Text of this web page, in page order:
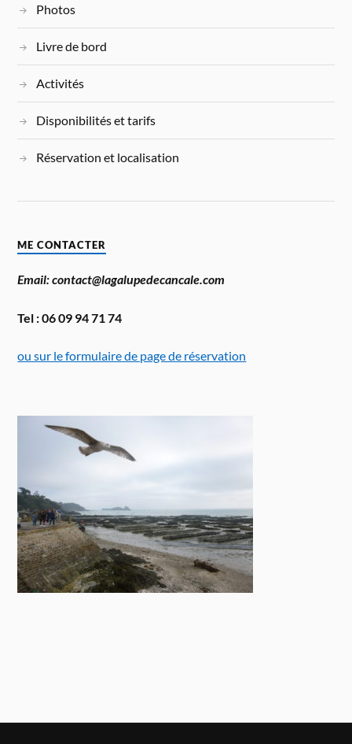
Photos
Livre de bord
Activités
Disponibilités et tarifs
Réservation et localisation
ME CONTACTER
Email: contact@lagalupedecancale.com
Tel : 06 09 94 71 74
ou sur le formulaire de page de réservation